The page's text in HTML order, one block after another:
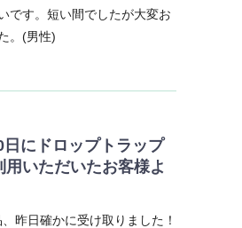
です。短い間でしたが大変お
。(男性)
にドロップトラップ
用いただいたお客様よ
昨日確かに受け取りました！